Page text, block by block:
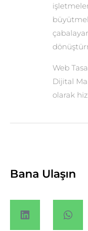
Web
Dijital
olarak
Bana Ulaşın